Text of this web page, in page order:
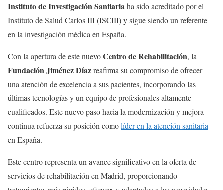
Instituto de Investigación Sanitariaha sido acreditado por el
Instituto de Salud Carlos III (ISCIII) y sigue siendo un referente
en la investigación médica en España.
Con la apertura de este nuevoCentro de Rehabilitación, la
Fundación Jiménez Díazreafirma su compromiso de ofrecer
una atención de excelencia a sus pacientes, incorporando las
últimas tecnologías y un equipo de profesionales altamente
cualificados. Este nuevo paso hacia la modernización y mejora
continua refuerza su posición comolíder en la atención sanitaria
en España.
Este centro representa un avance significativo en la oferta de
servicios de rehabilitación en Madrid, proporcionando